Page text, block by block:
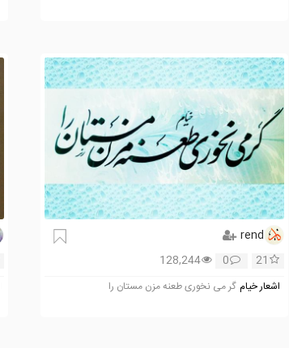
rend
21
0
128,244
اشعار خیام گر می نخوری طعنه مزن مستان را